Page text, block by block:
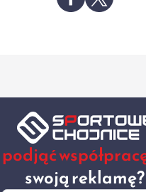
podjąć
swoją reklamę?